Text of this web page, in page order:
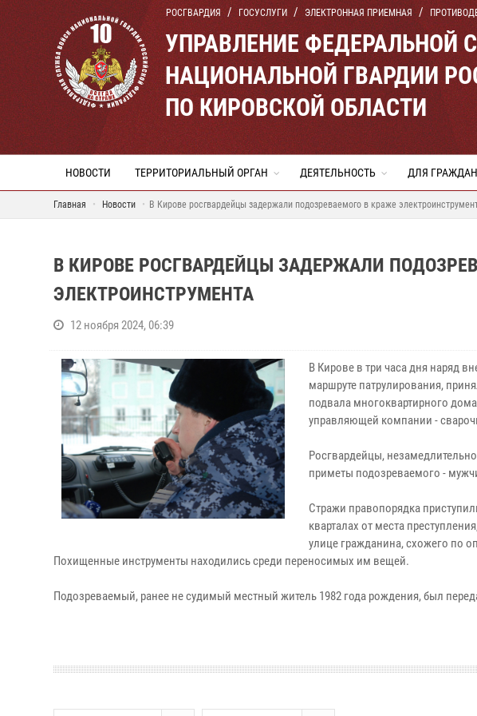
РОСГВАРДИЯ ГОСУСЛУГИ ЭЛЕКТРОННАЯ ПРИЕМНАЯ
УПРАВЛЕНИЕ ФЕДЕРАЛЬНОЙ
НАЦИОНАЛЬНОЙ ГВАРДИИ
ПО КИРОВСКОЙ ОБЛАСТИ
НОВОСТИ ТЕРРИТОРИАЛЬНЫЙ ОРГАН ДЕЯТЕЛЬНОСТЬ ДЛЯ ГРАЖДАН
Главная Новости В Кирове росгвардейцы задержали подозреваемого в краже
В КИРОВЕ РОСГВАРДЕЙЦЫ ЗАДЕРЖАЛИ
ЭЛЕКТРОИНСТРУМЕНТА
12 ноября 2024, 06:39
В Кирове в три часа дня наряд
маршруте патрулирования,
подвала многоквартирного
управляющей компании -
Росгвардейцы,
приметы подозреваемого -
Стражи правопорядка
кварталах от места
улице гражданина, схожего по
Похищенные инструменты находились среди переносимых им вещей.
Подозреваемый, ранее не судимый местный житель 1982 года рождения, был